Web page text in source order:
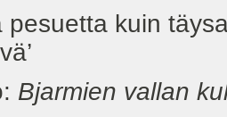
kuin
Bjarmien vallan